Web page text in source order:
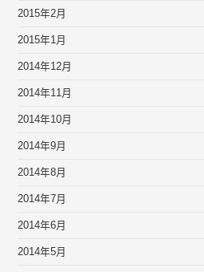
2015年2月
2015年1月
2014年12月
2014年11月
2014年10月
2014年9月
2014年8月
2014年7月
2014年6月
2014年5月